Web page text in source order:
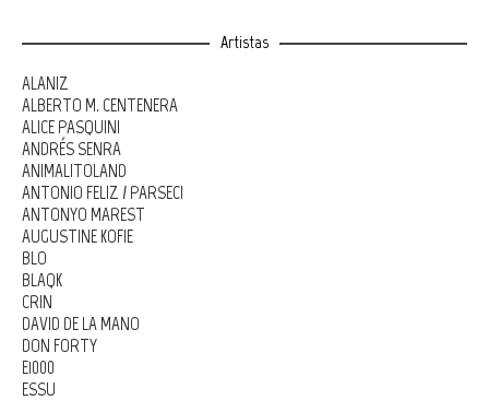
Artistas
ALANIZ
ALBERTO M. CENTENERA
ALICE PASQUINI
ANDRÉS SENRA
ANIMALITOLAND
ANTONIO FELIZ / PARSEC!
ANTONYO MAREST
AUGUSTINE KOFIE
BLO
BLAQK
CRIN
DAVID DE LA MANO
DON FORTY
E1000
ESSU